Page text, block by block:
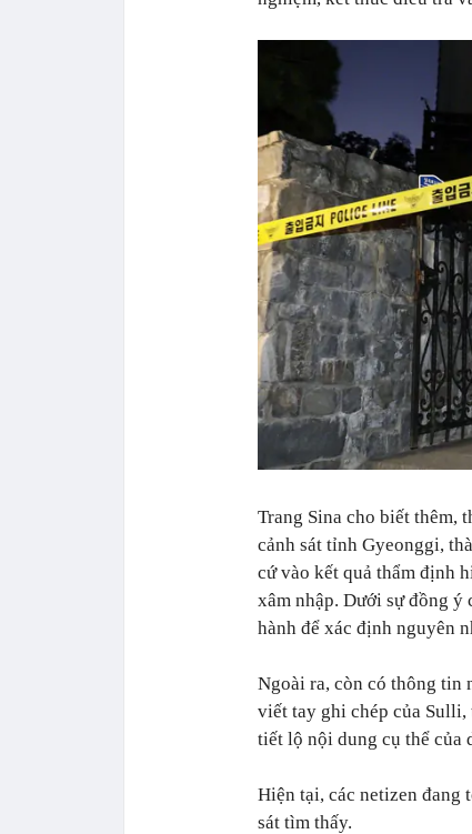
Trang Sina cho biết thêm,
cảnh sát tỉnh Gyeonggi,
cứ vào kết quả thẩm định
xâm nhập. Dưới sự đồng ý
hành để xác định nguyên
Ngoài ra, còn có thông tin
viết tay ghi chép của
tiết lộ nội dung cụ thể của
Hiện tại, các netizen đang
sát tìm thấy.